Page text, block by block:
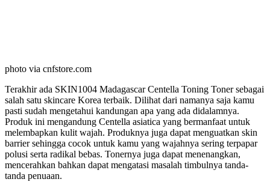
photo via cnfstore.com
Terakhir ada SKIN1004 Madagascar Centella Toning Toner sebagai
salah satu skincare Korea terbaik. Dilihat dari namanya saja kamu
pasti sudah mengetahui kandungan apa yang ada didalamnya.
Produk ini mengandung Centella asiatica yang bermanfaat untuk
melembapkan kulit wajah. Produknya juga dapat menguatkan skin
barrier sehingga cocok untuk kamu yang wajahnya sering terpapar
polusi serta radikal bebas. Tonernya juga dapat menenangkan,
mencerahkan bahkan dapat mengatasi masalah timbulnya tanda-
tanda penuaan.